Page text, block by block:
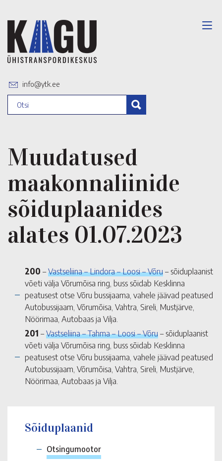
info@ytk.ee
Muudatused
maakonnaliinide
sõiduplaanides
alates 01.07.2023
200 –Vastseliina – Lindora – Loosi – Võru– sõiduplaanist
võeti välja Võrumõisa ring, buss sõidab Kesklinna
peatusest otse Võru bussijaama, vahele jäävad peatused
Autobussijaam, Võrumõisa, Vahtra, Sireli, Mustjärve,
Nöörimaa, Autobaas ja Vilja.
201 –Vastseliina – Tahma – Loosi – Võru– sõiduplaanist
võeti välja Võrumõisa ring, buss sõidab Kesklinna
peatusest otse Võru bussijaama, vahele jäävad peatused
Autobussijaam, Võrumõisa, Vahtra, Sireli, Mustjärve,
Nöörimaa, Autobaas ja Vilja.
Sõiduplaanid
Otsingumootor